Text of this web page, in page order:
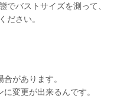
でバストサイズを測って、
ださい。
があります。
変更が出来るんです。